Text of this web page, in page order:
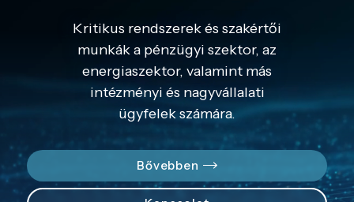
Kritikus rendszerek és szakértői
munkák a pénzügyi szektor, az
energiaszektor, valamint más
intézményi és nagyvállalati
ügyfelek számára.
Bővebben